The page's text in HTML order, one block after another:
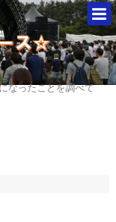
なったことを調べて